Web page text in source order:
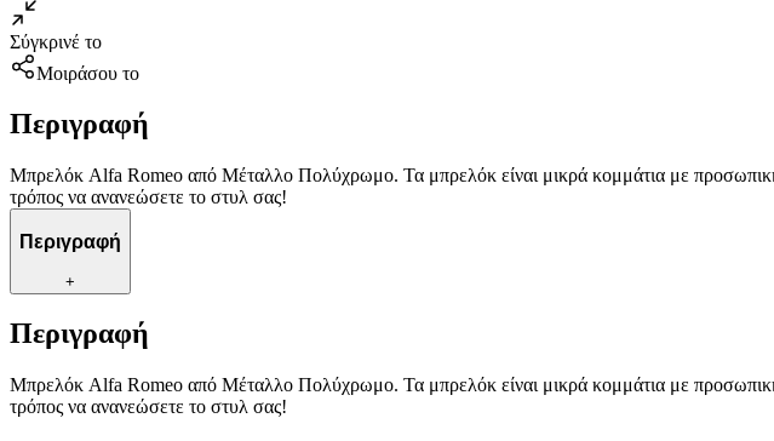
Σύγκρινέ το
Μοιράσου το
Περιγραφή
Μπρελόκ Alfa Romeo από Μέταλλο Πολύχρωμο. Τα μπρελόκ είναι μικρά κομμάτια με προσωπική
τρόπος να ανανεώσετε το στυλ σας!
Περιγραφή
+
Περιγραφή
Μπρελόκ Alfa Romeo από Μέταλλο Πολύχρωμο. Τα μπρελόκ είναι μικρά κομμάτια με προσωπική
τρόπος να ανανεώσετε το στυλ σας!